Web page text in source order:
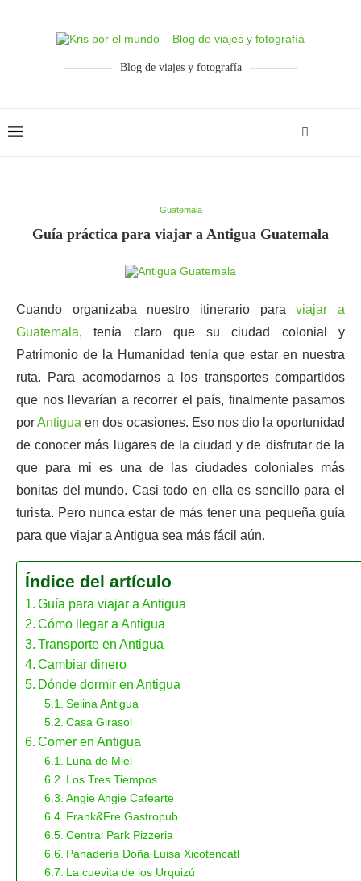
Blog de viajes y fotografía
Guatemala
Guía práctica para viajar a Antigua Guatemala
Cuando organizaba nuestro itinerario paraviajar a
Guatemala, tenía claro que su ciudad colonial y
Patrimonio de la Humanidad tenía que estar en nuestra
ruta. Para acomodarnos a los transportes compartidos
que nos llevarían a recorrer el país, finalmente pasamos
porAntigua en dos ocasiones. Eso nos dio la oportunidad
de conocer más lugares de la ciudad y de disfrutar de la
que para mi es una de las ciudades coloniales más
bonitas del mundo. Casi todo en ella es sencillo para el
turista. Pero nunca estar de más tener una pequeña guía
para que viajar a Antigua sea más fácil aún.
Índice del artículo
Guía para viajar a Antigua
Cómo llegar a Antigua
Transporte en Antigua
Cambiar dinero
Dónde dormir en Antigua
Selina Antigua
Casa Girasol
Comer en Antigua
Luna de Miel
Los Tres Tiempos
Angie Angie Cafearte
Frank&Fre Gastropub
Central Park Pizzeria
Panadería Doña Luisa Xicotencatl
La cuevita de los Urquizú